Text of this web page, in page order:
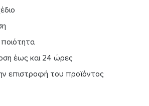
έως και 24 ώρες
επιστροφή του προϊόντος